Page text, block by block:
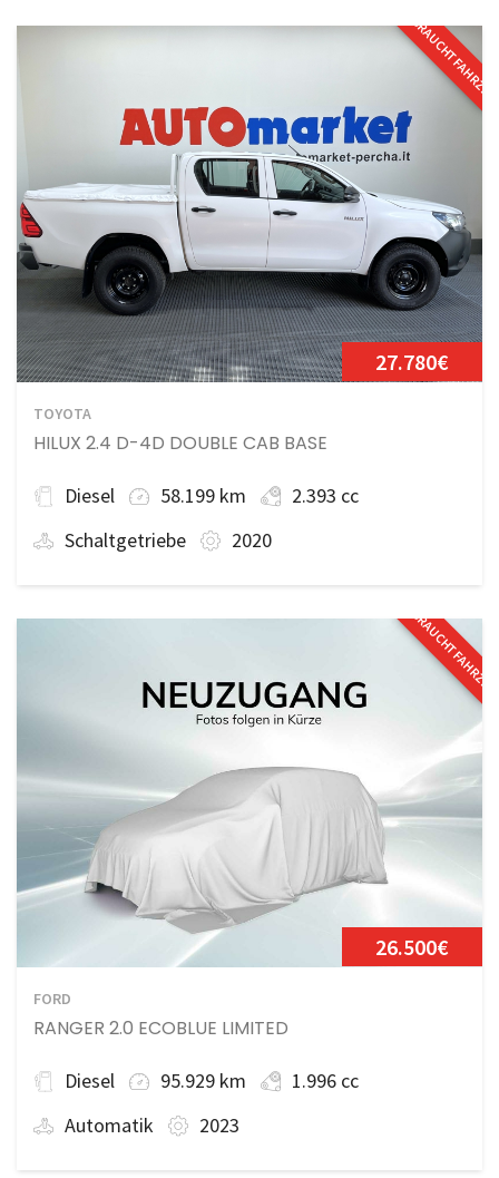
27.780€
TOYOTA
HILUX 2.4 D-4D DOUBLE CAB BASE
Diesel 58.199 km
2.393 cc
Schaltgetriebe
2020
26.500€
FORD
RANGER 2.0 ECOBLUE LIMITED
Diesel 95.929 km
1.996 cc
Automatik
2023